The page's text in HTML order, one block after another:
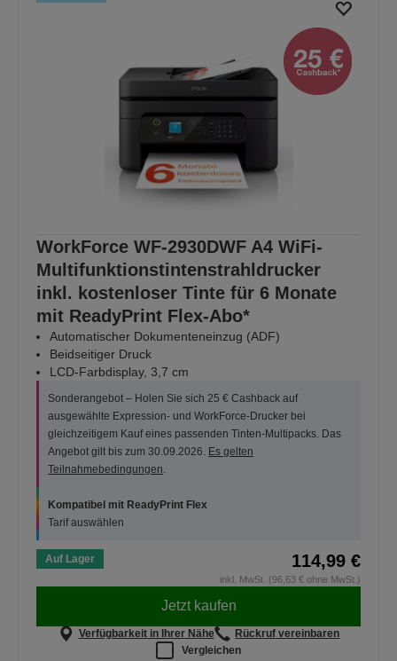
WorkForce WF-2930DWF A4 WiFi-
Multifunktionstintenstrahldrucker
inkl. kostenloser Tinte für 6 Monate
mit ReadyPrint Flex-Abo*
Automatischer Dokumenteneinzug (ADF)
Beidseitiger Druck
LCD-Farbdisplay, 3,7 cm
Sonderangebot – Holen Sie sich 25 € Cashback auf
ausgewählte Expression- und WorkForce-Drucker bei
gleichzeitigem Kauf eines passenden Tinten-Multipacks. Das
Angebot gilt bis zum 30.09.2026. Es gelten
Teilnahmebedingungen
Kompatibel mit ReadyPrint Flex
Tarif auswählen
Auf Lager 114,99 €
inkl. MwSt. (96,63 € ohne MwSt.)
Jetzt kaufen
Verfügbarkeit in Ihrer Nähe
Rückruf vereinbaren
Vergleichen